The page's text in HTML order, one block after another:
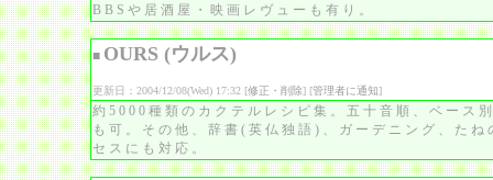
BBSや居酒屋・映画レヴューも有り。
■ OURS (ウルス)
更新日：2004/12/08(Wed) 17:32 [修正・削除] [管理者に通知]
約5000種類のカクテルレシピ集。五十音順、ベース
も可。その他、辞書(英仏独語)、ガーデニング、た
セスにも対応。